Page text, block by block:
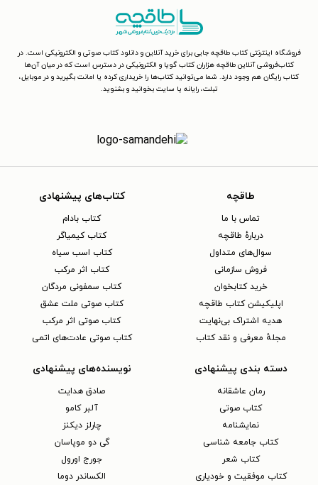
فروشگاه اینترنتی کتاب طاقچه جایی برای خرید آنلاین و دانلود کتاب صوتی و الکترونیکی است. در
کتاب‌فروشی آنلاین طاقچه هزاران کتاب گویا و الکترونیکی در دسترس است که در میان آن‌ها
کتاب رایگان هم وجود دارد. شما می‌توانید کتاب‌ها را خریداری کرده یا امانت بگیرید و در موبایل،
تبلت، رایانه یا سایت بخوانید و بشنوید.
طاقچه
تماس با ما
دربارهٔ طاقچه
سوال‌های متداول
فروش سازمانی
خرید کتابخوان
اپلیکیشن کتاب طاقچه
هدیه اشتراک بی‌نهایت
مجلهٔ معرفی و نقد کتاب
کتاب‌های پیشنهادی
کتاب بادام
کتاب کیمیاگر
کتاب اسب سیاه
کتاب اثر مرکب
کتاب سمفونی مردگان
کتاب صوتی ملت عشق
کتاب صوتی اثر مرکب
کتاب صوتی عادت‌های اتمی
دسته بندی پیشنهادی
رمان عاشقانه
کتاب‌ صوتی
نمایشنامه
کتاب جامعه شناسی
کتاب شعر
کتاب موفقیت و خودیاری
نویسنده‌های پیشنهادی
صادق هدایت
آلبر کامو
چارلز دیکنز
گی دو موپاسان
جورج اورول
الکساندر دوما